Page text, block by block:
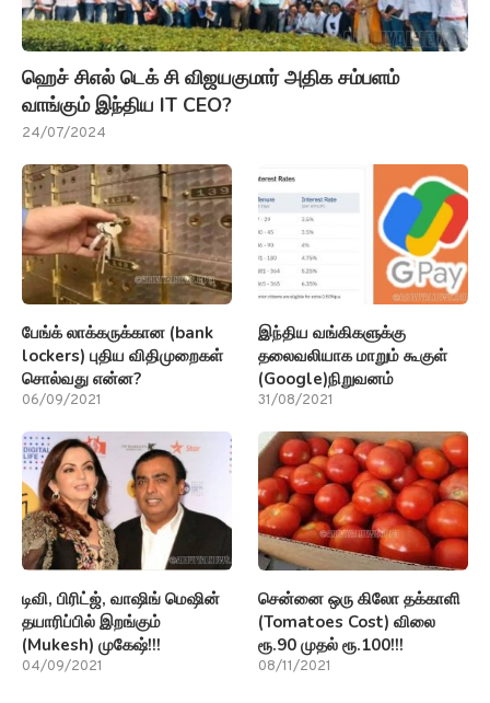
ஹெச் சிஎல் டெக் சி விஜயகுமார் அதிக சம்பளம்
வாங்கும் இந்திய IT CEO?
24/07/2024
பேங்க் லாக்கருக்கான (bank
lockers) புதிய விதிமுறைகள்
சொல்வது என்ன?
06/09/2021
இந்திய வங்கிகளுக்கு
தலைவலியாக மாறும் கூகுள்
(Google)நிறுவனம்
31/08/2021
டிவி, பிரிட்ஜ், வாஷிங் மெஷின்
தயாரிப்பில் இறங்கும்
(Mukesh) முகேஷ்!!!
04/09/2021
சென்னை ஒரு கிலோ தக்காளி
(Tomatoes Cost) விலை
ரூ.90 முதல் ரூ.100!!!
08/11/2021